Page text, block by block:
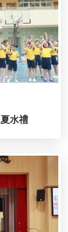
水禮